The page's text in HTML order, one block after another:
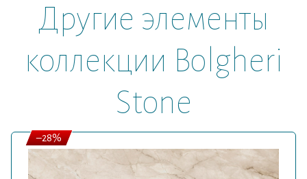
Другие элементы
коллекции Bolgheri
Stone
–28%